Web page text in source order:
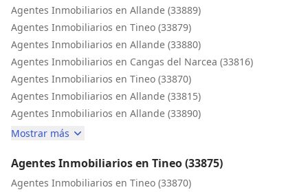
Agentes Inmobiliarios en Allande (33889)
Agentes Inmobiliarios en Tineo (33879)
Agentes Inmobiliarios en Allande (33880)
Agentes Inmobiliarios en Cangas del Narcea (33816)
Agentes Inmobiliarios en Tineo (33870)
Agentes Inmobiliarios en Allande (33815)
Agentes Inmobiliarios en Allande (33890)
Mostrar más
Agentes Inmobiliarios en Tineo (33875)
Agentes Inmobiliarios en Tineo (33870)